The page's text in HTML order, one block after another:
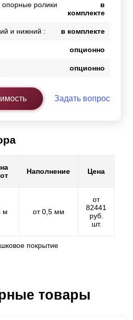
ролики
в
комплекте
и нижний : в комплекте
опционно
опционно
Задать вопрос
Наполнение Цена
м от 0,5 мм
от
82441
руб.
шт.
покрытие
товары